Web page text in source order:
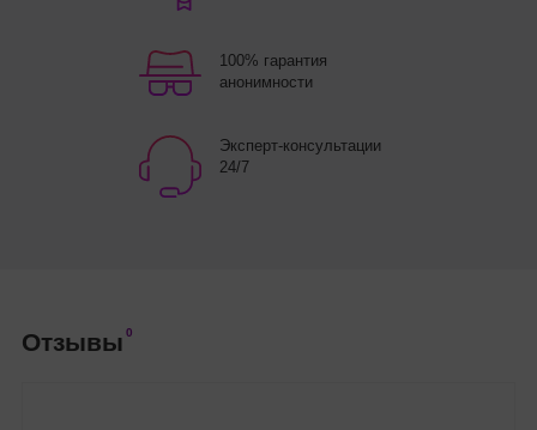
100% гарантия
анонимности
Эксперт-консультации
24/7
Отзывы 0